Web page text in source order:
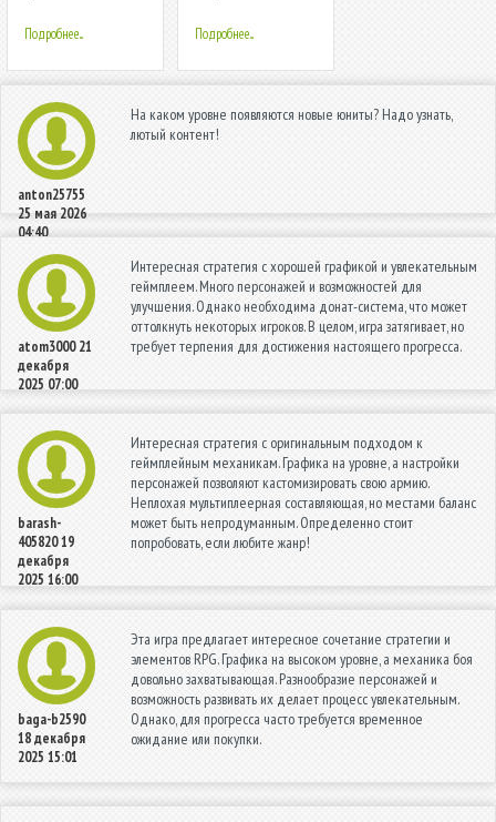
Подробнее...
殺
Подробнее...
anton25755
25 мая 2026
04:40
На каком уровне появляются новые юниты? Надо узнать,
лютый контент!
atom3000 21
декабря
2025 07:00
Интересная стратегия с хорошей графикой и увлекательным
геймплеем. Много персонажей и возможностей для
улучшения. Однако необходима донат-система, что может
оттолкнуть некоторых игроков. В целом, игра затягивает, но
требует терпения для достижения настоящего прогресса.
barash-
40582019
декабря
2025 16:00
Интересная стратегия с оригинальным подходом к
геймплейным механикам. Графика на уровне, а настройки
персонажей позволяют кастомизировать свою армию.
Неплохая мультиплеерная составляющая, но местами баланс
может быть непродуманным. Определенно стоит
попробовать, если любите жанр!
baga-b2590
18 декабря
2025 15:01
Эта игра предлагает интересное сочетание стратегии и
элементов RPG. Графика на высоком уровне, а механика боя
довольно захватывающая. Разнообразие персонажей и
возможность развивать их делает процесс увлекательным.
Однако, для прогресса часто требуется временное
ожидание или покупки.